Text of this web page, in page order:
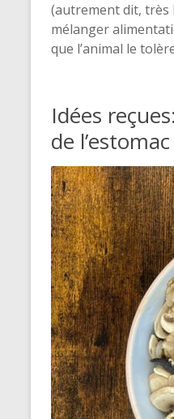
(autrement dit, très
mélanger
que l’animal le
Idées
de